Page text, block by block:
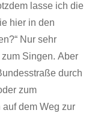
lasse ich die
hier in den
Nur sehr
Singen. Aber
durch
zum
dem Weg zur